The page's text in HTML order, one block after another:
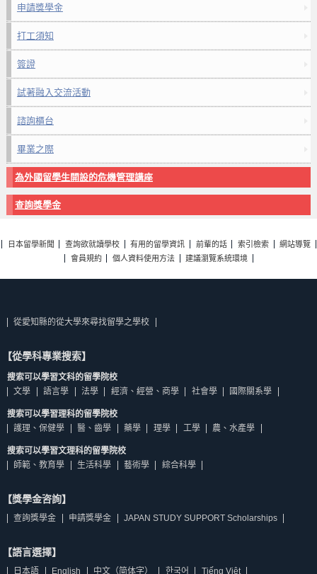
申請獎學金
打工須知
簽證
試著融入交流活動
諮詢櫃台
畢業之際
為外國留學生開設的危機管理講座
查詢獎學金
日本留學新聞 查詢欲就讀學校 有用的留學資訊 前輩的話 索引檢索
網站導覽
會員規約
個人資料使用方法 建議瀏覽系統環境
從愛知縣的從大學來尋找留學之學校
【從學科專業搜索】
搜索可以學習文科的留學院校
文學
語言學 法學 經濟、經營、商學 社會學 國際關系學
搜索可以學習理科的留學院校
護理、保健學
醫、齒學 藥學 理學 工學 農、水產學
搜索可以學習文理科的留學院校
師範、教育學
生活科學 藝術學 綜合科學
【獎學金咨詢】
查詢獎學金 申請獎學金 JAPAN STUDY SUPPORT Scholarships
【語言選擇】
日本語 English 中文（简体字） 한국어 Tiếng Việt